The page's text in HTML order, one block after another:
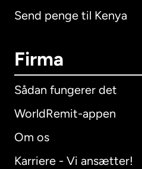
Send penge til Kenya
Firma
Sådan fungerer det
WorldRemit-appen
Om os
Karriere - Vi ansætter!